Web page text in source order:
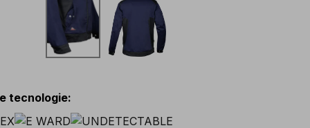
tecnologie: